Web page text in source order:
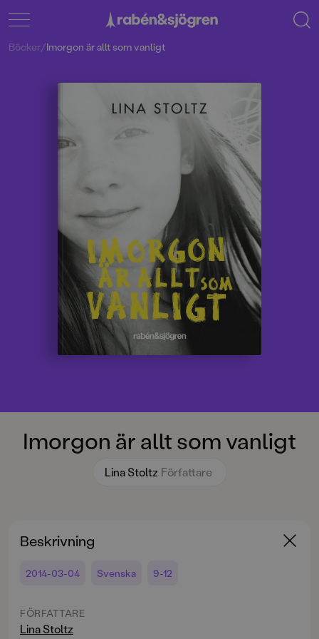
Imorgon är allt som vanligt
Lina Stoltz Författare
Böcker/Imorgon är allt som vanligt
Beskrivning
2014-03-04 Svenska 9-12
FÖRFATTARE
Lina Stoltz